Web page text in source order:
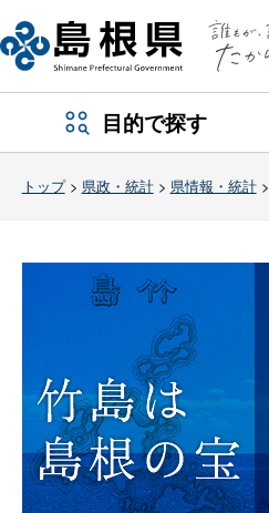
目的で探す
トップ> 県政・統計> 県情報・統計>